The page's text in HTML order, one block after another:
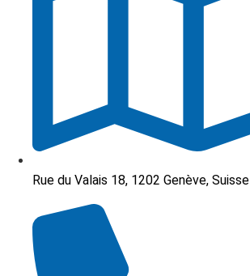
Rue du Valais 18, 1202 Genève, Suisse